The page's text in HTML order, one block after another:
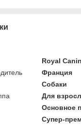
Royal Canin
Франция
Собаки
Для
Основное
Супер-